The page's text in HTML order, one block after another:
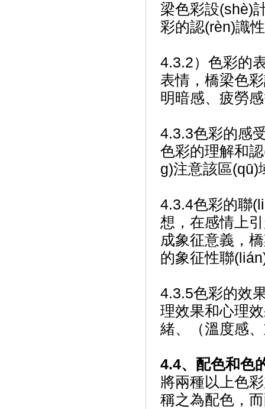
梁色彩設(shè)
彩的認(rèn)識性
4.3.2）色彩的
表情，橋梁色彩
明暗感、疲勞感等
4.3.3色彩的感受
色彩的理解和
g)注意該區(qū)
4.3.4色彩的聯
想，在感情上
成象征意義
的象征性聯
4.3.5色彩的效
理效果和心理
緒、（溫度
4.4、配色和色
將兩種以上色彩
稱之為配色，